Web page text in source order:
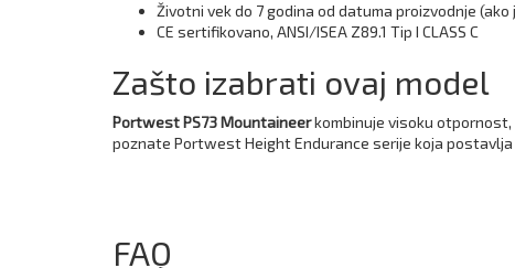
Životni vek do 7 godina od datuma proizvodnje (ako
CE sertifikovano, ANSI/ISEA Z89.1 Tip I CLASS C
Zašto izabrati ovaj model
Portwest PS73 Mountaineerkombinuje visoku otpornost,
poznate Portwest Height Endurance serije koja
FAQ